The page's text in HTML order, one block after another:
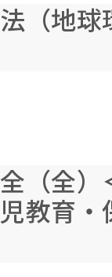
法（地球
全（全）
児教育